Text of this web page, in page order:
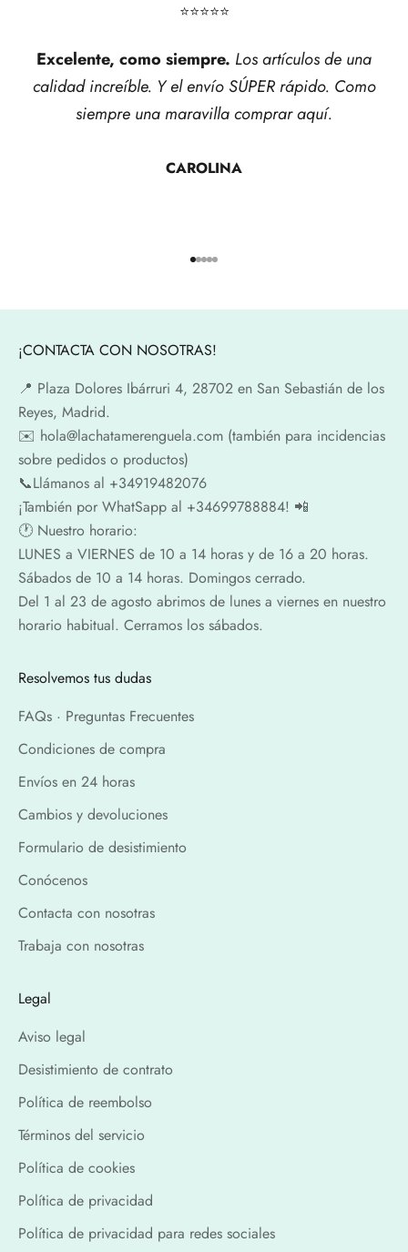
⭐​⭐​⭐​⭐​⭐​
Excelente, como siempre. Los artículos de una
calidad increíble. Y el envío SÚPER rápido. Como
siempre una maravilla comprar aquí.
CAROLINA
Ir al artículo 1
Ir al artículo 2
Ir al artículo 3
Ir al artículo 4
Ir al artículo 5
¡CONTACTA CON NOSOTRAS!
📍​ Plaza Dolores Ibárruri 4, 28702 en San Sebastián de los
Reyes, Madrid.
✉️​ hola@lachatamerenguela.com (también para incidencias
sobre pedidos o productos)
📞​​Llámanos al +34919482076
¡También por WhatSapp al +34699788884! 📲
🕐​ Nuestro horario:
LUNES a VIERNES de 10 a 14 horas y de 16 a 20 horas.
Sábados de 10 a 14 horas. Domingos cerrado.
Del 1 al 23 de agosto abrimos de lunes a viernes en nuestro
horario habitual. Cerramos los sábados.
Resolvemos tus dudas
FAQs · Preguntas Frecuentes
Condiciones de compra
Envíos en 24 horas
Cambios y devoluciones
Formulario de desistimiento
Conócenos
Contacta con nosotras
Trabaja con nosotras
Legal
Aviso legal
Desistimiento de contrato
Política de reembolso
Términos del servicio
Política de cookies
Política de privacidad
Política de privacidad para redes sociales